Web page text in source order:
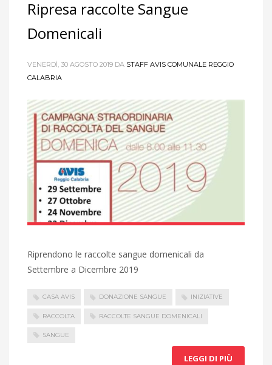
Ripresa raccolte Sangue
Domenicali
VENERDÌ, 30 AGOSTO 2019 DA STAFF AVIS COMUNALE REGGIO
CALABRIA
Riprendono le raccolte sangue domenicali da
Settembre a Dicembre 2019
CASA AVIS DONAZIONE SANGUE INIZIATIVE
RACCOLTA RACCOLTE SANGUE DOMENICALI
SANGUE
LEGGI DI PIÙ